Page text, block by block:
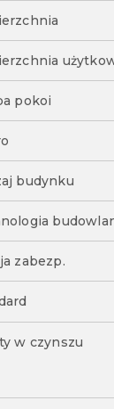
pokoi
budynku
zabezp.
w czynszu